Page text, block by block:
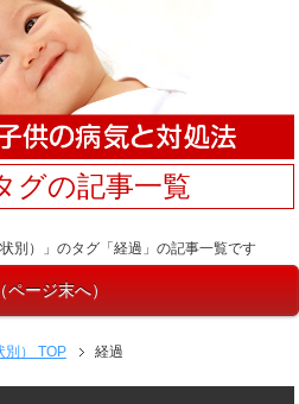
グの記事一覧
別）」のタグ「経過」の記事一覧です
ージ末へ）
別） TOP 経過